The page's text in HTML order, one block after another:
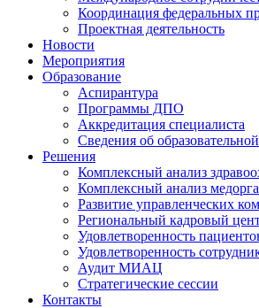
Координация федеральных
Проектная деятельность
Новости
Мероприятия
Образование
Аспирантура
Программы ДПО
Аккредитация специалиста
Сведения об
Решения
Комплексный анализ
Комплексный анализ
Развитие управленческих
Региональный кадровый
Удовлетворенность
Удовлетворенность
Аудит МИАЦ
Стратегические сессии
Контакты